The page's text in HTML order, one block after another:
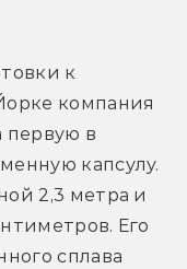
к
компания
первую в
капсулу.
2,3 метра и
Его
сплава